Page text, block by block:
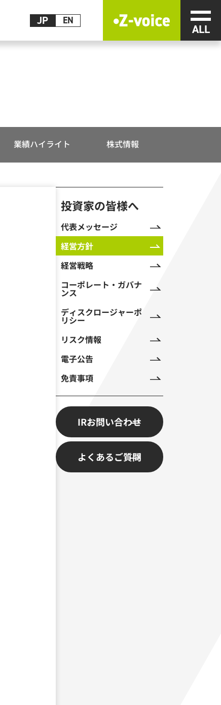
JP EN メニ
業績ハイライト 株式情報
投資家の皆様へ
代表メッセージ
経営方針
経営戦略
コーポレート・ガバナ
ンス
ディスクロージャーポ
リシー
リスク情報
電子公告
免責事項
IRお問い合わせ
よくあるご質問